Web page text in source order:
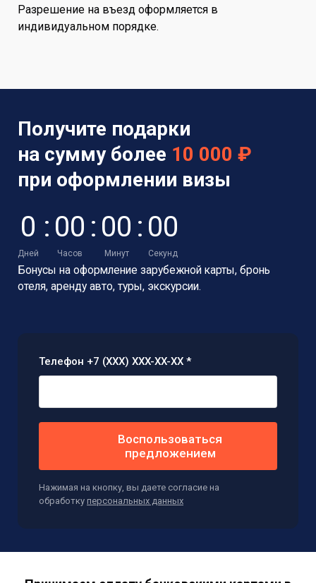
Разрешение на въезд оформляется в
индивидуальном порядке.
Получите подарки
на сумму более 10 000 ₽
при оформлении визы
0
Дней
: 00
Часов
: 00
Минут
: 00
Секунд
Бонусы на оформление зарубежной карты, бронь
отеля, аренду авто, туры, экскурсии.
Телефон +7 (XXX) XXX-XX-XX *
Воспользоваться
предложением
Нажимая на кнопку, вы даете согласие на
обработку персональных данных